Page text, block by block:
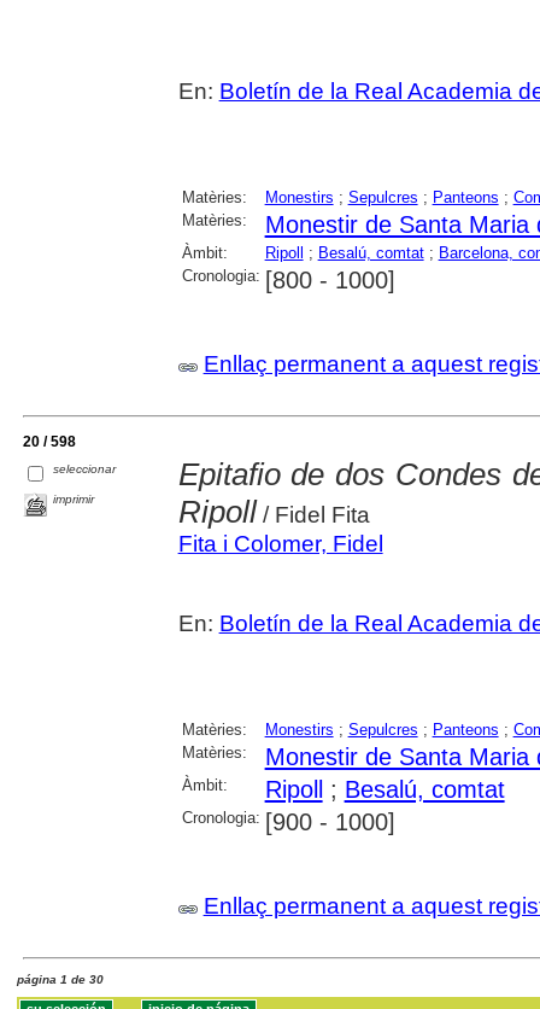
En: Boletín de la Real Academia
Matèries: Monestirs ; Sepulcres ; Panteons ;
Matèries:
Monestir de Santa Maria
Àmbit: Ripoll ; Besalú, comtat; Barcelona,
Cronologia: [800 - 1000]
Enllaç permanent a aquest
20 / 598
seleccionar
imprimir
Epitafio de dos Condes
Ripoll/ Fidel Fita
Fita i Colomer, Fidel
En: Boletín de la Real Academia
Matèries: Monestirs ; Sepulcres ; Panteons ;
Matèries:
Monestir de Santa Maria
Àmbit: Ripoll ; Besalú, comtat
Cronologia: [900 - 1000]
Enllaç permanent a aquest
página 1 de 30